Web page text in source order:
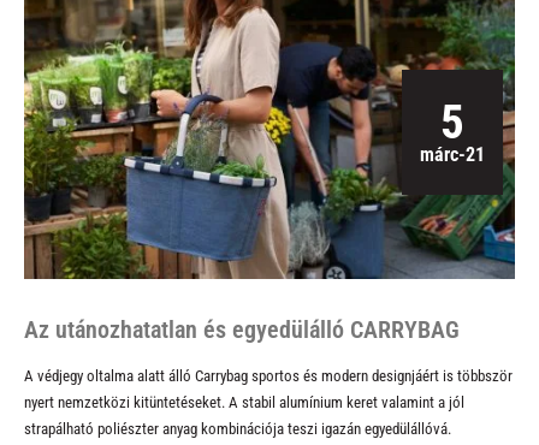
5
márc-21
Az utánozhatatlan és egyedülálló CARRYBAG
A védjegy oltalma alatt álló Carrybag sportos és modern designjáért is többször
nyert nemzetközi kitüntetéseket. A stabil alumínium keret valamint a jól
strapálható poliészter anyag kombinációja teszi igazán egyedülállóvá.